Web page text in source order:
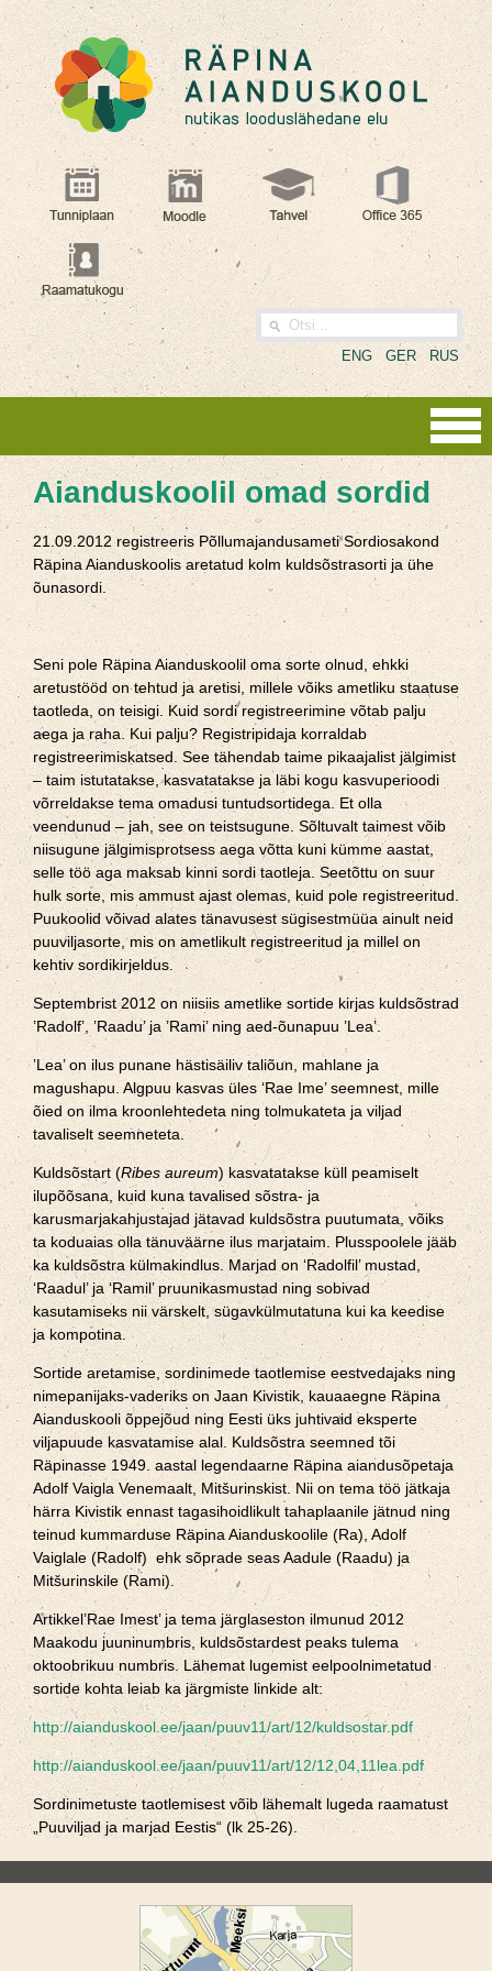
ENG GER RUS
Aianduskoolil omad sordid
21.09.2012 registreeris Põllumajandusameti Sordiosakond
Räpina Aianduskoolis aretatud kolm kuldsõstrasorti ja ühe
õunasordi.
Seni pole Räpina Aianduskoolil oma sorte olnud, ehkki
aretustööd on tehtud ja aretisi, millele võiks ametliku staatuse
taotleda, on teisigi. Kuid sordi registreerimine võtab palju
aega ja raha. Kui palju? Registripidaja korraldab
registreerimiskatsed. See tähendab taime pikaajalist jälgimist
– taim istutatakse, kasvatatakse ja läbi kogu kasvuperioodi
võrreldakse tema omadusi tuntudsortidega. Et olla
veendunud – jah, see on teistsugune. Sõltuvalt taimest võib
niisugune jälgimisprotsess aega võtta kuni kümme aastat,
selle töö aga maksab kinni sordi taotleja. Seetõttu on suur
hulk sorte, mis ammust ajast olemas, kuid pole registreeritud.
Puukoolid võivad alates tänavusest sügisestmüüa ainult neid
puuviljasorte, mis on ametlikult registreeritud ja millel on
kehtiv sordikirjeldus.
Septembrist 2012 on niisiis ametlike sortide kirjas kuldsõstrad
’Radolf’, ’Raadu’ ja ’Rami’ ning aed-õunapuu ’Lea’.
’Lea’ on ilus punane hästisäiliv taliõun, mahlane ja
magushapu. Algpuu kasvas üles ‘Rae Ime’ seemnest, mille
õied on ilma kroonlehtedeta ning tolmukateta ja viljad
tavaliselt seemneteta.
Kuldsõstart (Ribes aureum) kasvatatakse küll peamiselt
ilupõõsana, kuid kuna tavalised sõstra- ja
karusmarjakahjustajad jätavad kuldsõstra puutumata, võiks
ta koduaias olla tänuväärne ilus marjataim. Plusspoolele jääb
ka kuldsõstra külmakindlus. Marjad on ‘Radolfil’ mustad,
‘Raadul’ ja ‘Ramil’ pruunikasmustad ning sobivad
kasutamiseks nii värskelt, sügavkülmutatuna kui ka keedise
ja kompotina.
Sortide aretamise, sordinimede taotlemise eestvedajaks ning
nimepanijaks-vaderiks on Jaan Kivistik, kauaaegne Räpina
Aianduskooli õppejõud ning Eesti üks juhtivaid eksperte
viljapuude kasvatamise alal. Kuldsõstra seemned tõi
Räpinasse 1949. aastal legendaarne Räpina aiandusõpetaja
Adolf Vaigla Venemaalt, Mitšurinskist. Nii on tema töö jätkaja
härra Kivistik ennast tagasihoidlikult tahaplaanile jätnud ning
teinud kummarduse Räpina Aianduskoolile (Ra), Adolf
Vaiglale (Radolf) ehk sõprade seas Aadule (Raadu) ja
Mitšurinskile (Rami).
Artikkel’Rae Imest’ ja tema järglaseston ilmunud 2012
Maakodu juuninumbris, kuldsõstardest peaks tulema
oktoobrikuu numbris. Lähemat lugemist eelpoolnimetatud
sortide kohta leiab ka järgmiste linkide alt:
http://aianduskool.ee/jaan/puuv11/art/12/kuldsostar.pdf
http://aianduskool.ee/jaan/puuv11/art/12/12,04,11lea.pdf
Sordinimetuste taotlemisest võib lähemalt lugeda raamatust
„Puuviljad ja marjad Eestis“ (lk 25-26).